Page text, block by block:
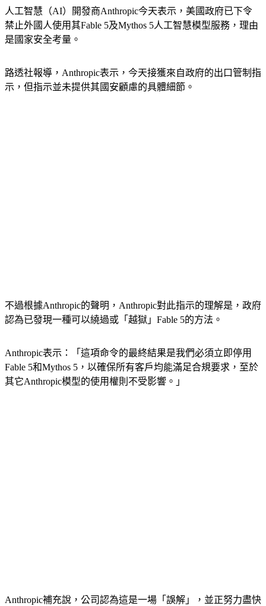
人工智慧（AI）開發商Anthropic今天表示，美國政府已下令
禁止外國人使用其Fable 5及Mythos 5人工智慧模型服務，理由
是國家安全考量。
路透社報導，Anthropic表示，今天接獲來自政府的出口管制指
示，但指示並未提供其國安顧慮的具體細節。
不過根據Anthropic的聲明，Anthropic對此指示的理解是，政府
認為已發現一種可以繞過或「越獄」Fable 5的方法。
Anthropic表示：「這項命令的最終結果是我們必須立即停用
Fable 5和Mythos 5，以確保所有客戶均能滿足合規要求，至於
其它Anthropic模型的使用權則不受影響。」
Anthropic補充說，公司認為這是一場「誤解」，並正努力盡快